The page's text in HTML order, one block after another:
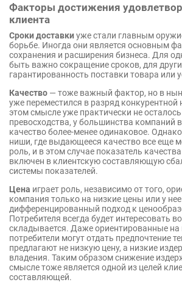
Факторы достижения
клиента
Сроки доставкиуже стали главным
борьбе. Иногда они является основным
сохранения и расширения бизнеса. Для
быть важно сокращение сроков, для
гарантированность поставки товара или
Качество — тоже важный фактор, но в
уже переместился в разряд конкурентной
этом смысле уже практически не
превосходства, у большинства компаний
качество более-менее одинаковое.
ниши, где выдающееся качество все еще
роль, и в этом случае показатель
включен в клиентскую составляющую
системы показателей.
Цена играет роль, независимо от того,
компания только на низкие цены или у нее
дифференцированный подход к
Потребителя всегда будет интересовать
складывается. Даже ориентированные на
потребители могут отдать предпочтение
предлагают не низкую цену, а низкие
владения. Таким образом снижение
смысле тоже является одной из целей
составляющей.